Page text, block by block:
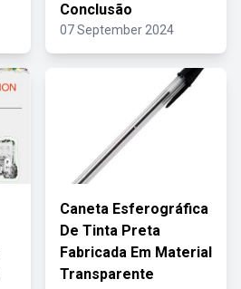
Conclusão
07 September 2024
Caneta Esferográfica
De Tinta Preta
Fabricada Em Material
Transparente